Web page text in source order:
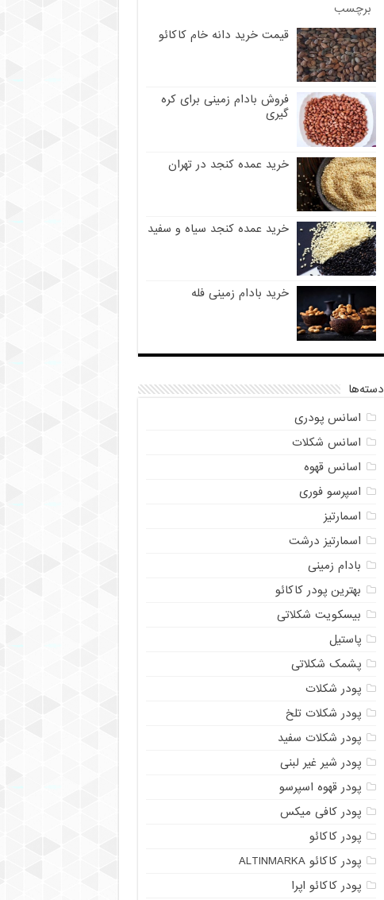
برچسب
قیمت خرید دانه خام کاکائو
فروش بادام زمینی برای کره
گیری
خرید عمده کنجد در تهران
خرید عمده کنجد سیاه و سفید
خرید بادام زمینی فله
دسته‌ها
اسانس پودری
اسانس شکلات
اسانس قهوه
اسپرسو فوری
اسمارتیز
اسمارتیز درشت
بادام زمینی
بهترین پودر کاکائو
بیسکویت شکلاتی
پاستیل
پشمک شکلاتی
پودر شکلات
پودر شکلات تلخ
پودر شکلات سفید
پودر شیر غیر لبنی
پودر قهوه اسپرسو
پودر کافی میکس
پودر کاکائو
پودر کاکائو ALTINMARKA
پودر کاکائو اپرا